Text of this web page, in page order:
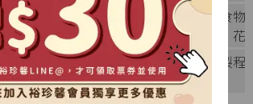
本產品含有含麩質之穀物及牛奶製品，食物
此生產線亦生產含有蛋、堅果類、芝麻、花
本產品使用之無水奶油，未經人工氫化製
康產生負面效應，敬請安心食用。